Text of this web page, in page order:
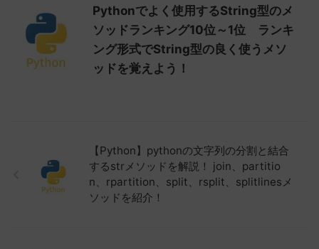
Pythonでよく使用するString型のメ
ソッドランキング10位～1位 ランキ
ング形式でString型の良く使うメソ
ッドを覚えよう！
【Python】pythonの文字列の分割と結合
するstrメソッドを解説！ join、partitio
n、rpartition、split、rsplit、splitlinesメ
ソッドを紹介！